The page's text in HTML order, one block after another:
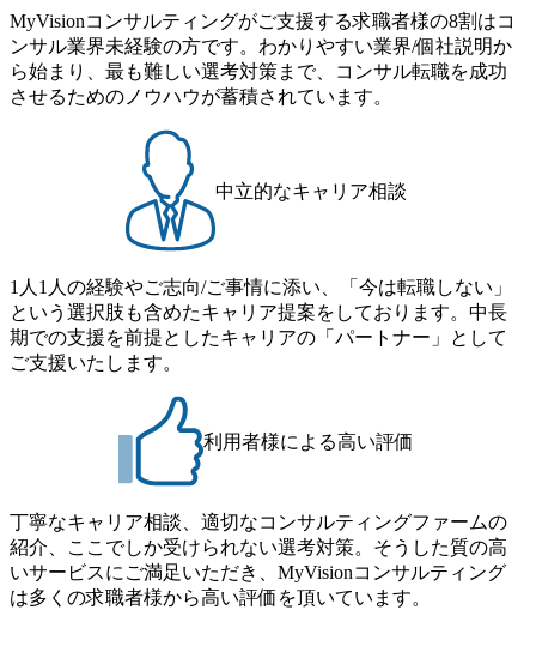
で主体的に動ける方 ・年齢にこだわらず、アドバイスを素
直に受け取れる方 ・推進力のある方
6年8月23日(日)にSustainable SCM SU 1day選考会を開催いた
します。 当SUは「GlobalでのSCM構築」や「物流・調達コ
ストの構造改革」といった伝統的なテーマに留まらずクラ
イアントがこれから取組むべき「グリーントランスフォー
った社会課題やテーマに対して、グローバル知見と最新の
事例などを基に企業の構造改革と社会価値の創造の取り組
みを行うプロフェッショナルチームです。 今回1day選考対
象となるポジションは下記となります。 ・コンサルタント
(調達改革・設備O&M)【SCS SU】 ・コンサルタント(ECM/
流改革/需給プロセス改革)【SSC SU】 ・SCM/ECMデータ・
プロセス分析・AI活用_Sustainable SCM Strategy Unit(Strategy
Consultant職)≪東京・大阪≫ ・コンサルタント(SCS SUオー
プンポジション)【SCS SU】 ※当日は全体での会社説明な
どはなく、個別選考のみの実施を予定しています ※1名あた
りの拘束時間は1時間～最大2時間半程度を想定しています
※1次面接と最終面接の間をなるべく空けないよう調整して
おりますが、調整が叶わないケースもございます オンライ
ン 書類選考通過者
食事などのカジュアルな交流、実際のプロジェクトのケー
ススタディ、1対1の模擬面接等、複数のセッションを約1か
月の期間に渡り行い、選考にご参加いただきます。コンサ
ルタント未経験の方でも、戦略コンサルタントの具体的な
仕事内容からお話をさせていただきますので、戦略コンサ
ルティングにご興味をお持ちの方は、この機会にぜひご応
にはWebテストを8月20日までに受験いただきます ・8月21
日までにプログラム参加者をご案内します ・初回プログラ
ム : 8月29日(土)10:00～13:30 @ベイン東京オフィス(六本木)
・プログラム期間中はコンサルタントとの食事会、プロジ
ェクトのご紹介、ケースワークショップなどを実施します
・10月17日(土)開催の選考会にて採用面接を実施する予定で
す ※ご都合が合わない方は別途調整いたします 初回プロ
ラインまたはオフラインの実施 ※東京オフィスのみのご応
募となります。他オフィス希望を含めたご応募はお受けい
たしかねますのでご了承ください ● フルタイムでの職務経
歴を2年以上お持ちの方で、東京オフィスのコンサルタント
ポジションに応募意思がある方 ● 英語・日本語ともにビジ
ネスレベルの方 ※日本語が母国語でない方は日本語能力
試験N1またはそれ相当の上級レベルの日本語力(会話・読解
力)
MyVisionコンサルティングがご支援する求職者様の8割はコ
ンサル業界未経験の方です。わかりやすい業界/個社説明か
ら始まり、最も難しい選考対策まで、コンサル転職を成功
させるためのノウハウが蓄積されています。
中立的なキャリア相談
1人1人の経験やご志向/ご事情に添い、「今は転職しない」
という選択肢も含めたキャリア提案をしております。中長
期での支援を前提としたキャリアの「パートナー」として
ご支援いたします。
利用者様による高い評価
丁寧なキャリア相談、適切なコンサルティングファームの
紹介、ここでしか受けられない選考対策。そうした質の高
いサービスにご満足いただき、MyVisionコンサルティング
は多くの求職者様から高い評価を頂いています。